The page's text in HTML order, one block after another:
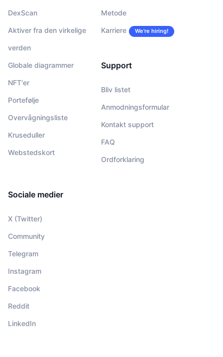
DexScan
Aktiver fra den virkelige
verden
Globale diagrammer
NFT'er
Portefølje
Overvågningsliste
Kruseduller
Webstedskort
Metode
Karriere We’re hiring!
Support
Bliv listet
Anmodningsformular
Kontakt support
FAQ
Ordforklaring
Sociale medier
X (Twitter)
Community
Telegram
Instagram
Facebook
Reddit
LinkedIn